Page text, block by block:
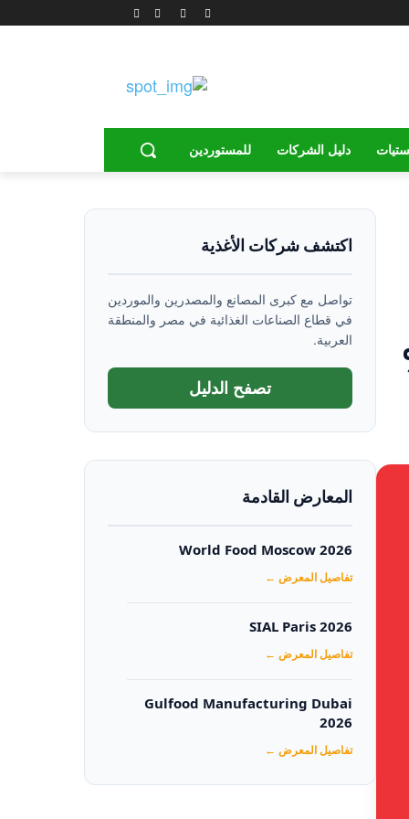
دليل الشركات للمستوردين
اكتشف شركات الأغذية
تواصل مع كبرى المصانع والمصدرين والموردين
في قطاع الصناعات الغذائية في مصر والمنطقة
العربية.
تصفح الدليل
المعارض القادمة
World Food Moscow 2026
تفاصيل المعرض ←
SIAL Paris 2026
تفاصيل المعرض ←
Gulfood Manufacturing Dubai
2026‏
تفاصيل المعرض ←